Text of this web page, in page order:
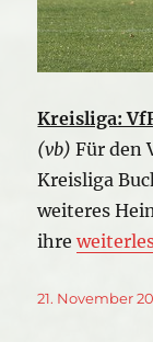
Kreisliga:
(vb) Für den
Kreisliga
weiteres
ihre
Veröffentlicht
21. November